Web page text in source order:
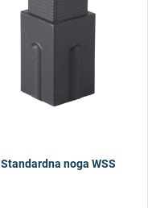
Standardna noga WSS